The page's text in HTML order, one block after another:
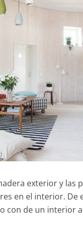
exterior y las
en el interior. De
de un interior